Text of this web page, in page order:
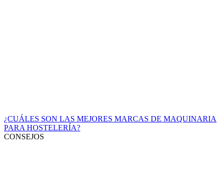
¿CUÁLES SON LAS MEJORES MARCAS DE MAQUINARIA
PARA HOSTELERÍA?
CONSEJOS